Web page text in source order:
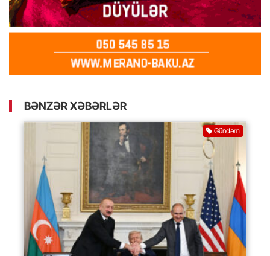
BƏNZƏR XƏBƏRLƏR
Gündəm